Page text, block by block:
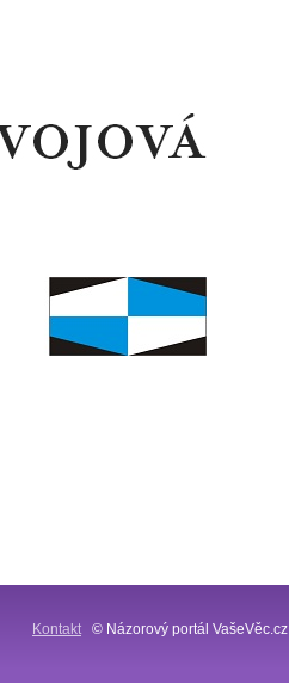
Kontakt © Názorový portál VašeVěc.cz